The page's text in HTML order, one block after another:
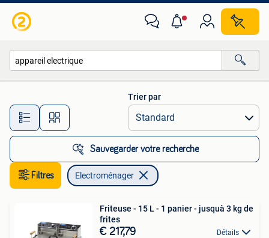
Toutes les distances…
Trier par
Sauvegarder votre recherche
Filtres Electroménager
Friteuse - 15 L - 1 panier - jusquà 3 kg de
frites
€ 217,79 Détails